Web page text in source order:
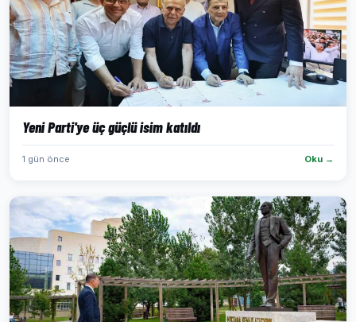
Yeni Parti'ye üç güçlü isim katıldı
1 gün önce Oku →